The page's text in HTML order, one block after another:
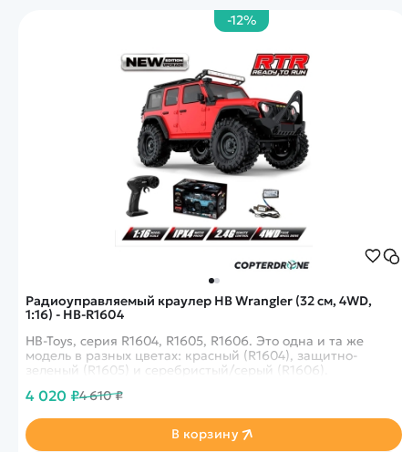
-12%
Радиоуправляемый краулер HB Wrangler (32 см, 4WD,
1:16) - HB-R1604
HB-Toys, серия R1604, R1605, R1606. Это одна и та же
модель в разных цветах: красный (R1604), защитно-
зеленый (R1605) и серебристый/серый (R1606).
4 020 ₽4 610 ₽
В корзину